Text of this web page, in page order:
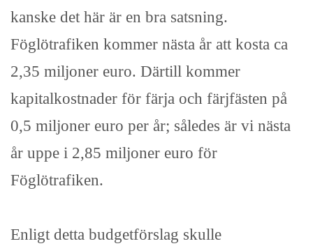
kanske det här är en bra satsning.
Föglötrafiken kommer nästa år att kosta ca
2,35 miljoner euro. Därtill kommer
kapitalkostnader för färja och färjfästen på
0,5 miljoner euro per år; således är vi nästa
år uppe i 2,85 miljoner euro för
Föglötrafiken.
Enligt detta budgetförslag skulle